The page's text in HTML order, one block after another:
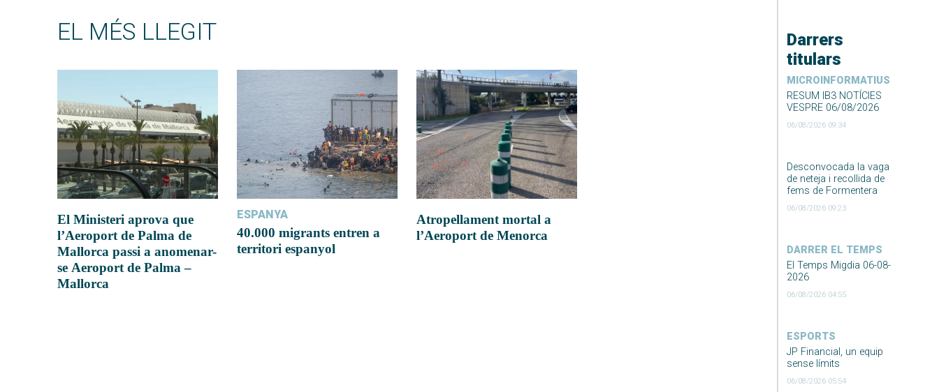
Darrers
titulars
MICROINFORMATIUS
RESUM IB3 NOTÍCIES
VESPRE 06/08/2026
06/08/2026 09:34
Desconvocada la vaga
de neteja i recollida de
fems de Formentera
06/08/2026 09:23
DARRER EL TEMPS
El Temps Migdia 06-08-
2026
06/08/2026 04:55
ESPORTS
JP Financial, un equip
sense límits
06/08/2026 05:54
EL MÉS LLEGIT
El Ministeri aprova que
l’Aeroport de Palma de
Mallorca passi a anomenar-
se Aeroport de Palma –
Mallorca
ESPANYA
40.000 migrants entren a
territori espanyol
Atropellament mortal a
l’Aeroport de Menorca